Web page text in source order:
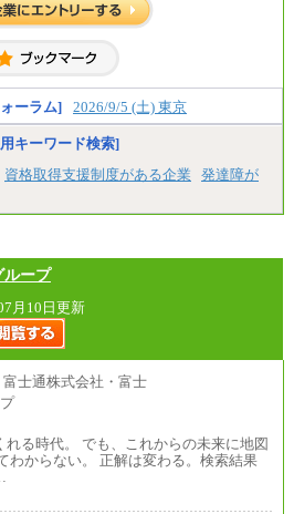
202,000 円以上 、京都：月給193,000 円
円以上
円以上
通※ 能力・経験・勤務地などにより
も給与に変更はございません。
す。
。
ーラム] 2026/9/5 (土) 東京
キーワード検索]
資格取得支援制度がある企業
発達障が
ループ
月10日更新
る時代。 でも、これからの未来に地図
わからない。 正解は変わる。検索結果